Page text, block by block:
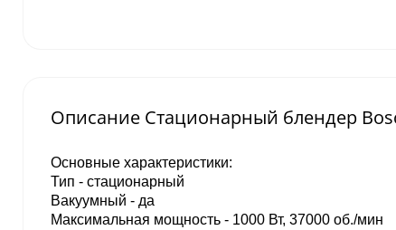
Описание Стационарный блендер
Основные характеристики:
Тип - стационарный
Вакуумный - да
Максимальная мощность - 1000 Вт, 37000 об./мин